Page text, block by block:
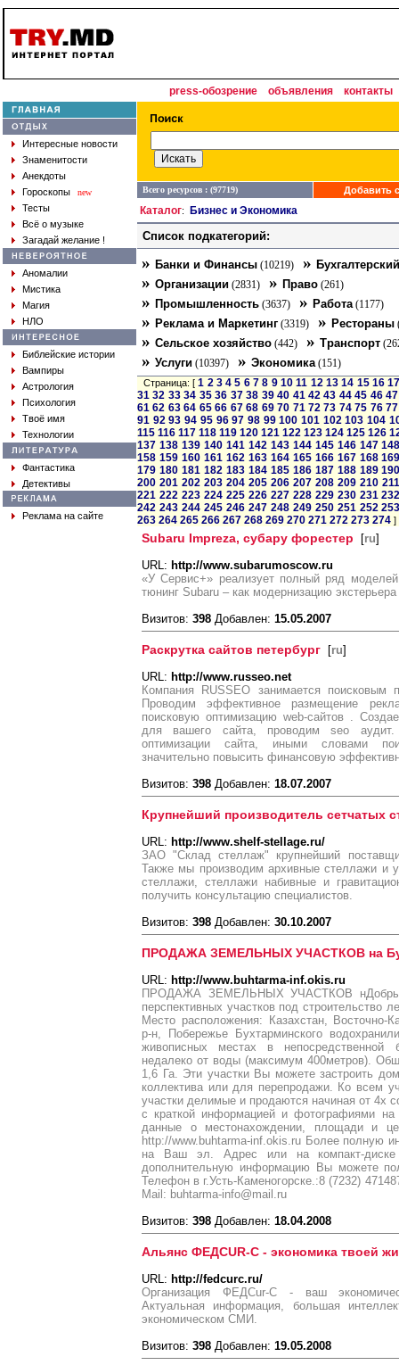
press-обозрение объявления контакты
Интересные новости
Знаменитости
Анекдоты
Гороскопы
new
Тесты
Всё о музыке
Загадай желание !
Аномалии
Мистика
Магия
НЛО
Библейские истории
Вампиры
Астрология
Психология
Твоё имя
Технологии
Фантастика
Детективы
Реклама на сайте
Всего ресурсов : (97719) Добавить
Каталог: Бизнес и Экономика
Список подкатегорий:
» Банки и Финансы (10219) »
» Организации (2831) » Право (261)
» Промышленность (3637) » Работа(1177)
» Реклама и Маркетинг (3319) » Рестораны
» Сельское хозяйство (442) » Транспорт
» Услуги (10397) » Экономика(151)
Страница: [1 2 3 4 5 6 7 8 9 10 11 12 13 14 15 16
31 32 33 34 35 36 37 38 39 40 41 42 43 44 45 46 47
61 62 63 64 65 66 67 68 69 70 71 72 73 74 75 76 77
91 92 93 94 95 96 97 98 99 100 101 102 103 104
115 116 117 118 119 120 121 122 123 124 125 126
137 138 139 140 141 142 143 144 145 146 147
158 159 160 161 162 163 164 165 166 167 168
179 180 181 182 183 184 185 186 187 188 189
200 201 202 203 204 205 206 207 208 209 210 211
221 222 223 224 225 226 227 228 229 230 231
242 243 244 245 246 247 248 249 250 251 252
263 264 265 266 267 268 269 270 271 272 273 274 ]
Subaru Impreza, субару форестер [ru]
URL: http://www.subarumoscow.ru
«У Сервис+» реализует полный ряд
тюнинг Subaru – как модернизацию
Визитов: 398 Добавлен: 15.05.2007
Раскрутка сайтов петербург [ru]
URL: http://www.russeo.net
Компания RUSSEO занимается поисковым
Проводим эффективное размещение
поисковую оптимизацию web-сайтов .
для вашего сайта, проводим seo
оптимизации сайта, иными словами
значительно повысить финансовую
Визитов: 398 Добавлен: 18.07.2007
Крупнейший производитель сетчатых
URL: http://www.shelf-stellage.ru/
ЗАО "Склад стеллаж" крупнейший
Также мы производим архивные стеллажи и
стеллажи, стеллажи набивные и
получить консультацию специалистов.
Визитов: 398 Добавлен: 30.10.2007
ПРОДАЖА ЗЕМЕЛЬНЫХ УЧАСТКОВ на
URL: http://www.buhtarma-inf.okis.ru
ПРОДАЖА ЗЕМЕЛЬНЫХ УЧАСТКОВ
перспективных участков под строительство
Место расположения: Казахстан, Восточно-
р-н, Побережье Бухтарминского
живописных местах в непосредственной
недалеко от воды (максимум 400метров).
1,6 Га. Эти участки Вы можете застроить
коллектива или для перепродажи. Ко всем
участки делимые и продаются начиная от 4х
с краткой информацией и фотографиями на
данные о местонахождении, площади и
http://www.buhtarma-inf.okis.ru Более
на Ваш эл. Адрес или на компакт-
дополнительную информацию Вы можете
Телефон в г.Усть-Каменогорске.:8 (7232)
Mail: buhtarma-info@mail.ru
Визитов: 398 Добавлен: 18.04.2008
Альянс ФЕДCUR-C - экономика твоей
URL: http://fedcurc.ru/
Организация ФЕДCur-C - ваш
Актуальная информация, большая
экономическом СМИ.
Визитов: 398 Добавлен: 19.05.2008